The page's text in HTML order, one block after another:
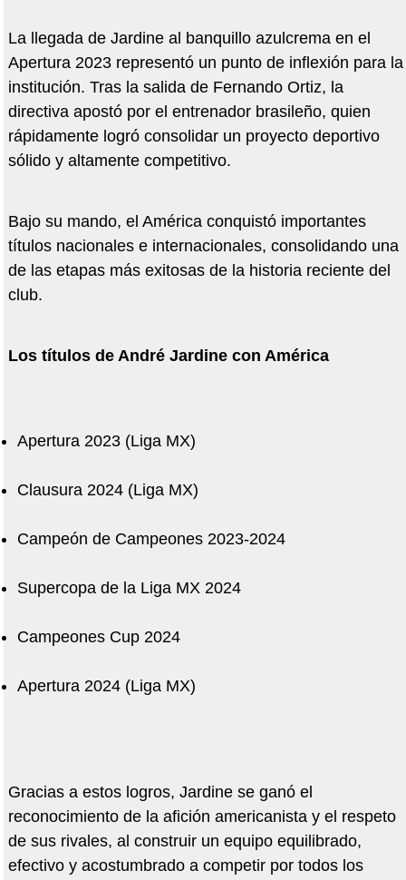
La llegada de Jardine al banquillo azulcrema en el
Apertura 2023 representó un punto de inflexión para la
institución. Tras la salida de Fernando Ortiz, la
directiva apostó por el entrenador brasileño, quien
rápidamente logró consolidar un proyecto deportivo
sólido y altamente competitivo.
Bajo su mando, el América conquistó importantes
títulos nacionales e internacionales, consolidando una
de las etapas más exitosas de la historia reciente del
club.
Los títulos de André Jardine con América
Apertura 2023 (Liga MX)
Clausura 2024 (Liga MX)
Campeón de Campeones 2023-2024
Supercopa de la Liga MX 2024
Campeones Cup 2024
Apertura 2024 (Liga MX)
Gracias a estos logros, Jardine se ganó el
reconocimiento de la afición americanista y el respeto
de sus rivales, al construir un equipo equilibrado,
efectivo y acostumbrado a competir por todos los